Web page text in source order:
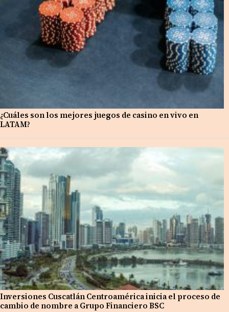
¿Cuáles son los mejores juegos de casino en vivo en
LATAM?
Inversiones Cuscatlán Centroamérica inicia el proceso de
cambio de nombre a Grupo Financiero BSC